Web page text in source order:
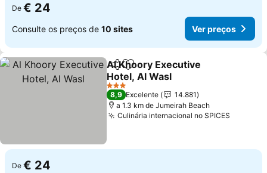
De € 24
Consulte os preços de 10 sites Ver preços
PartilharAdicionar aos favoritos
Al Khoory Executive
Hotel, Al Wasl
Ver preços
3 Estrelas
8,9 Excelente
14.881
a 1.3 km de Jumeirah Beach
Culinária internacional no SPICES
De € 24